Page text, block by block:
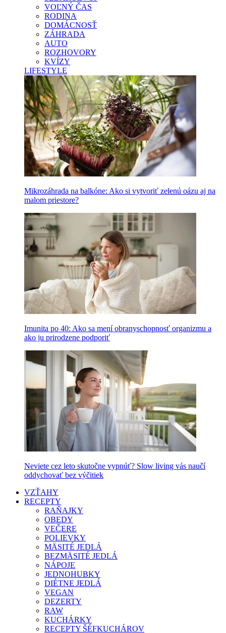
VOĽNÝ ČAS
RODINA
DOMÁCNOSŤ
ZÁHRADA
AUTO
ROZHOVORY
KVÍZY
LIFESTYLE
Mikrozáhrada na balkóne: Ako si vytvoriť zelenú oázu aj na
malom priestore?
Imunita po 40: Ako sa mení obranyschopnosť organizmu a
ako ju prirodzene podporiť
Neviete cez leto skutočne vypnúť? Slow living vás naučí
oddychovať bez výčitiek
VZŤAHY
RECEPTY
RAŇAJKY
OBEDY
VEČERE
POLIEVKY
MÄSITÉ JEDLÁ
BEZMÄSITÉ JEDLÁ
NÁPOJE
JEDNOHUBKY
DIÉTNE JEDLÁ
VEGAN
DEZERTY
RAW
KUCHÁRKY
RECEPTY ŠÉFKUCHÁROV